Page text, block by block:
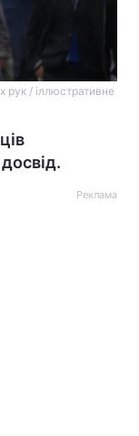
рук / іллюстративне
Реклама